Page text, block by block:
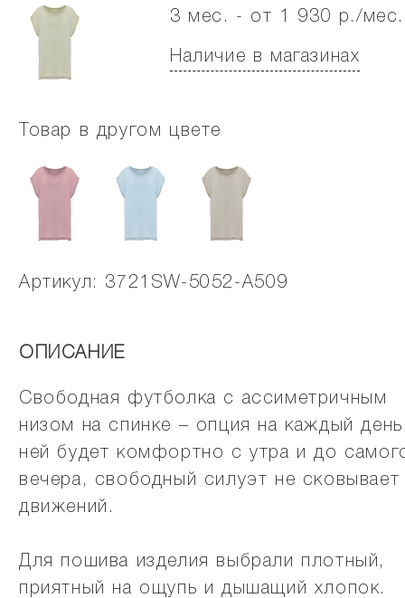
3 мес. - от 1 930 р./мес.
Наличие в магазинах
Товар в другом цвете
Артикул: 3721SW-5052-A509
ОПИСАНИЕ
Свободная футболка с ассиметричным
низом на спинке – опция на каждый
ней будет комфортно с утра и до
вечера, свободный силуэт не сковывает
движений.
Для пошива изделия выбрали плотный,
приятный на ощупь и дышащий хлопок.